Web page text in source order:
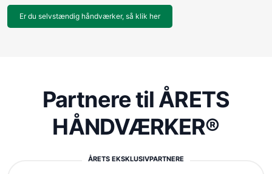
Er du selvstændig håndværker, så klik her
Partnere til ÅRETS
HÅNDVÆRKER®
ÅRETS EKSKLUSIVPARTNERE